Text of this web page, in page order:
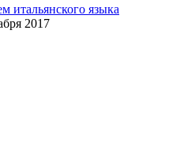
итальянского языка
2017